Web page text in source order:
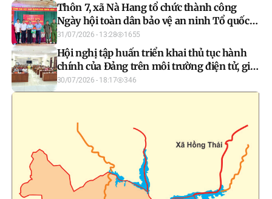
Thôn 7, xã Nà Hang tổ chức thành công
Ngày hội toàn dân bảo vệ an ninh Tổ quốc
năm 2026
31/07/2026 - 13:28 1655
Hội nghị tập huấn triển khai thủ tục hành
chính của Đảng trên môi trường điện tử, giai
đoạn 2
30/07/2026 - 18:17 346